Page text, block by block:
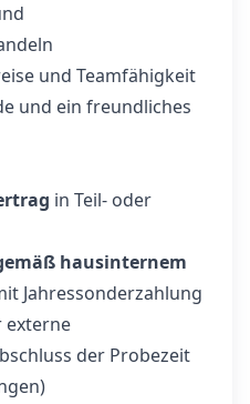
und Teamfähigkeit
und ein freundliches
in Teil- oder
hausinternem
Jahressonderzahlung
externe
der Probezeit